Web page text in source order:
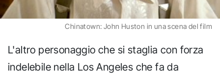
Chinatown: John Huston in una scena del film
L'altro personaggio che si staglia con forza
indelebile nella Los Angeles che fa da